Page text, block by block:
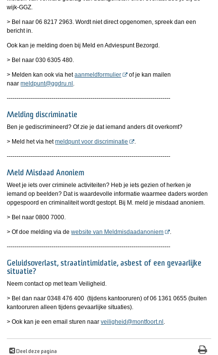
wijk-GGZ.
> Bel naar 06 8217 2963. Wordt niet direct opgenomen, spreek dan een
bericht in.
Ook kan je melding doen bij Meld en Adviespunt Bezorgd.
> Bel naar 030 6305 480.
> Melden kan ook via hetaanmeldformulier
of je kan mailen
naarmeldpunt@ggdru.nl .
------------------------------------------------------------------------------------
Melding discriminatie
Ben je gediscrimineerd? Of zie je dat iemand anders dit overkomt?
> Meld het via hetmeldpunt voor discriminatie .
------------------------------------------------------------------------------------
Meld Misdaad Anoniem
Weet je iets over criminele activiteiten? Heb je iets gezien of herken je
iemand op beelden? Dat is waardevolle informatie waarmee daders worden
opgespoord en criminaliteit wordt gestopt. Bij M. meld je misdaad anoniem.
> Bel naar 0800 7000.
> Of doe melding via dewebsite van Meldmisdaadanoniem .
------------------------------------------------------------------------------------
Geluidsoverlast, straatintimidatie, asbest of een gevaarlijke
situatie?
Neem contact op met team Veiligheid.
> Bel dan naar 0348 476 400 (tijdens kantooruren) of 06 1361 0655 (buiten
kantooruren alleen tijdens gevaarlijke situaties).
> Ook kan je een email sturen naarveiligheid@montfoort.nl .
Deel deze pagina